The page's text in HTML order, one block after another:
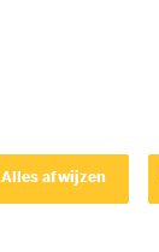
Alles afwijzen